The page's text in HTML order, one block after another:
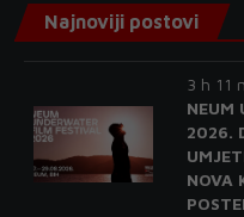
Najnoviji postovi
3 h 11
NEUM
2026.
NOVA